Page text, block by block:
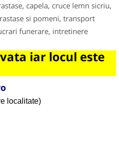
capela, cruce lemn sicriu,
si pomeni, transport
funerare, intretinere
iar locul este
localitate)